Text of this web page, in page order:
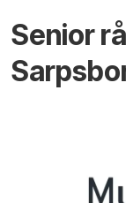
Senior